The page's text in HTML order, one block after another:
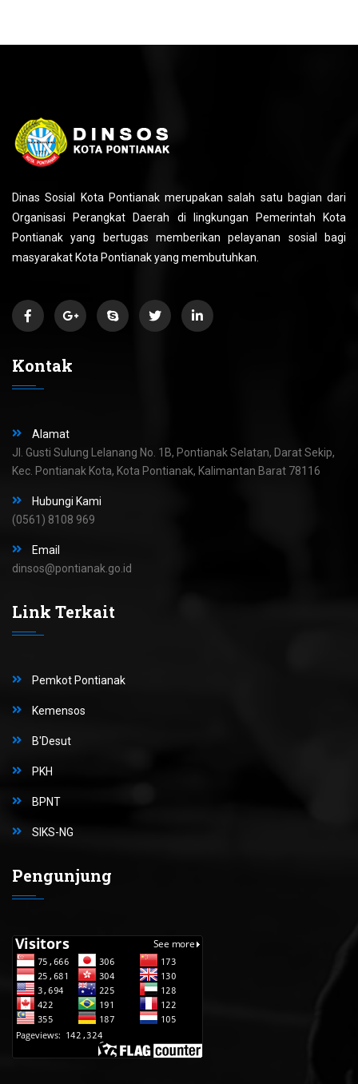
Dinas Sosial Kota Pontianak merupakan salah satu bagian dari
Organisasi Perangkat Daerah di lingkungan Pemerintah Kota
Pontianak yang bertugas memberikan pelayanan sosial bagi
masyarakat Kota Pontianak yang membutuhkan.
Kontak
Alamat
Jl. Gusti Sulung Lelanang No. 1B, Pontianak Selatan, Darat Sekip,
Kec. Pontianak Kota, Kota Pontianak, Kalimantan Barat 78116
Hubungi Kami
(0561) 8108 969
Email
dinsos@pontianak.go.id
Link Terkait
Pemkot Pontianak
Kemensos
B'Desut
PKH
BPNT
SIKS-NG
Pengunjung